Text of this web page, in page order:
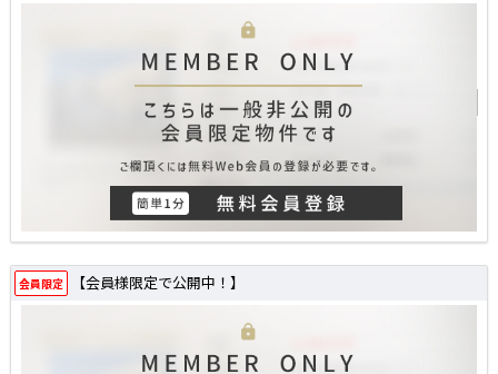
会員限定 【会員様限定で公開中！】